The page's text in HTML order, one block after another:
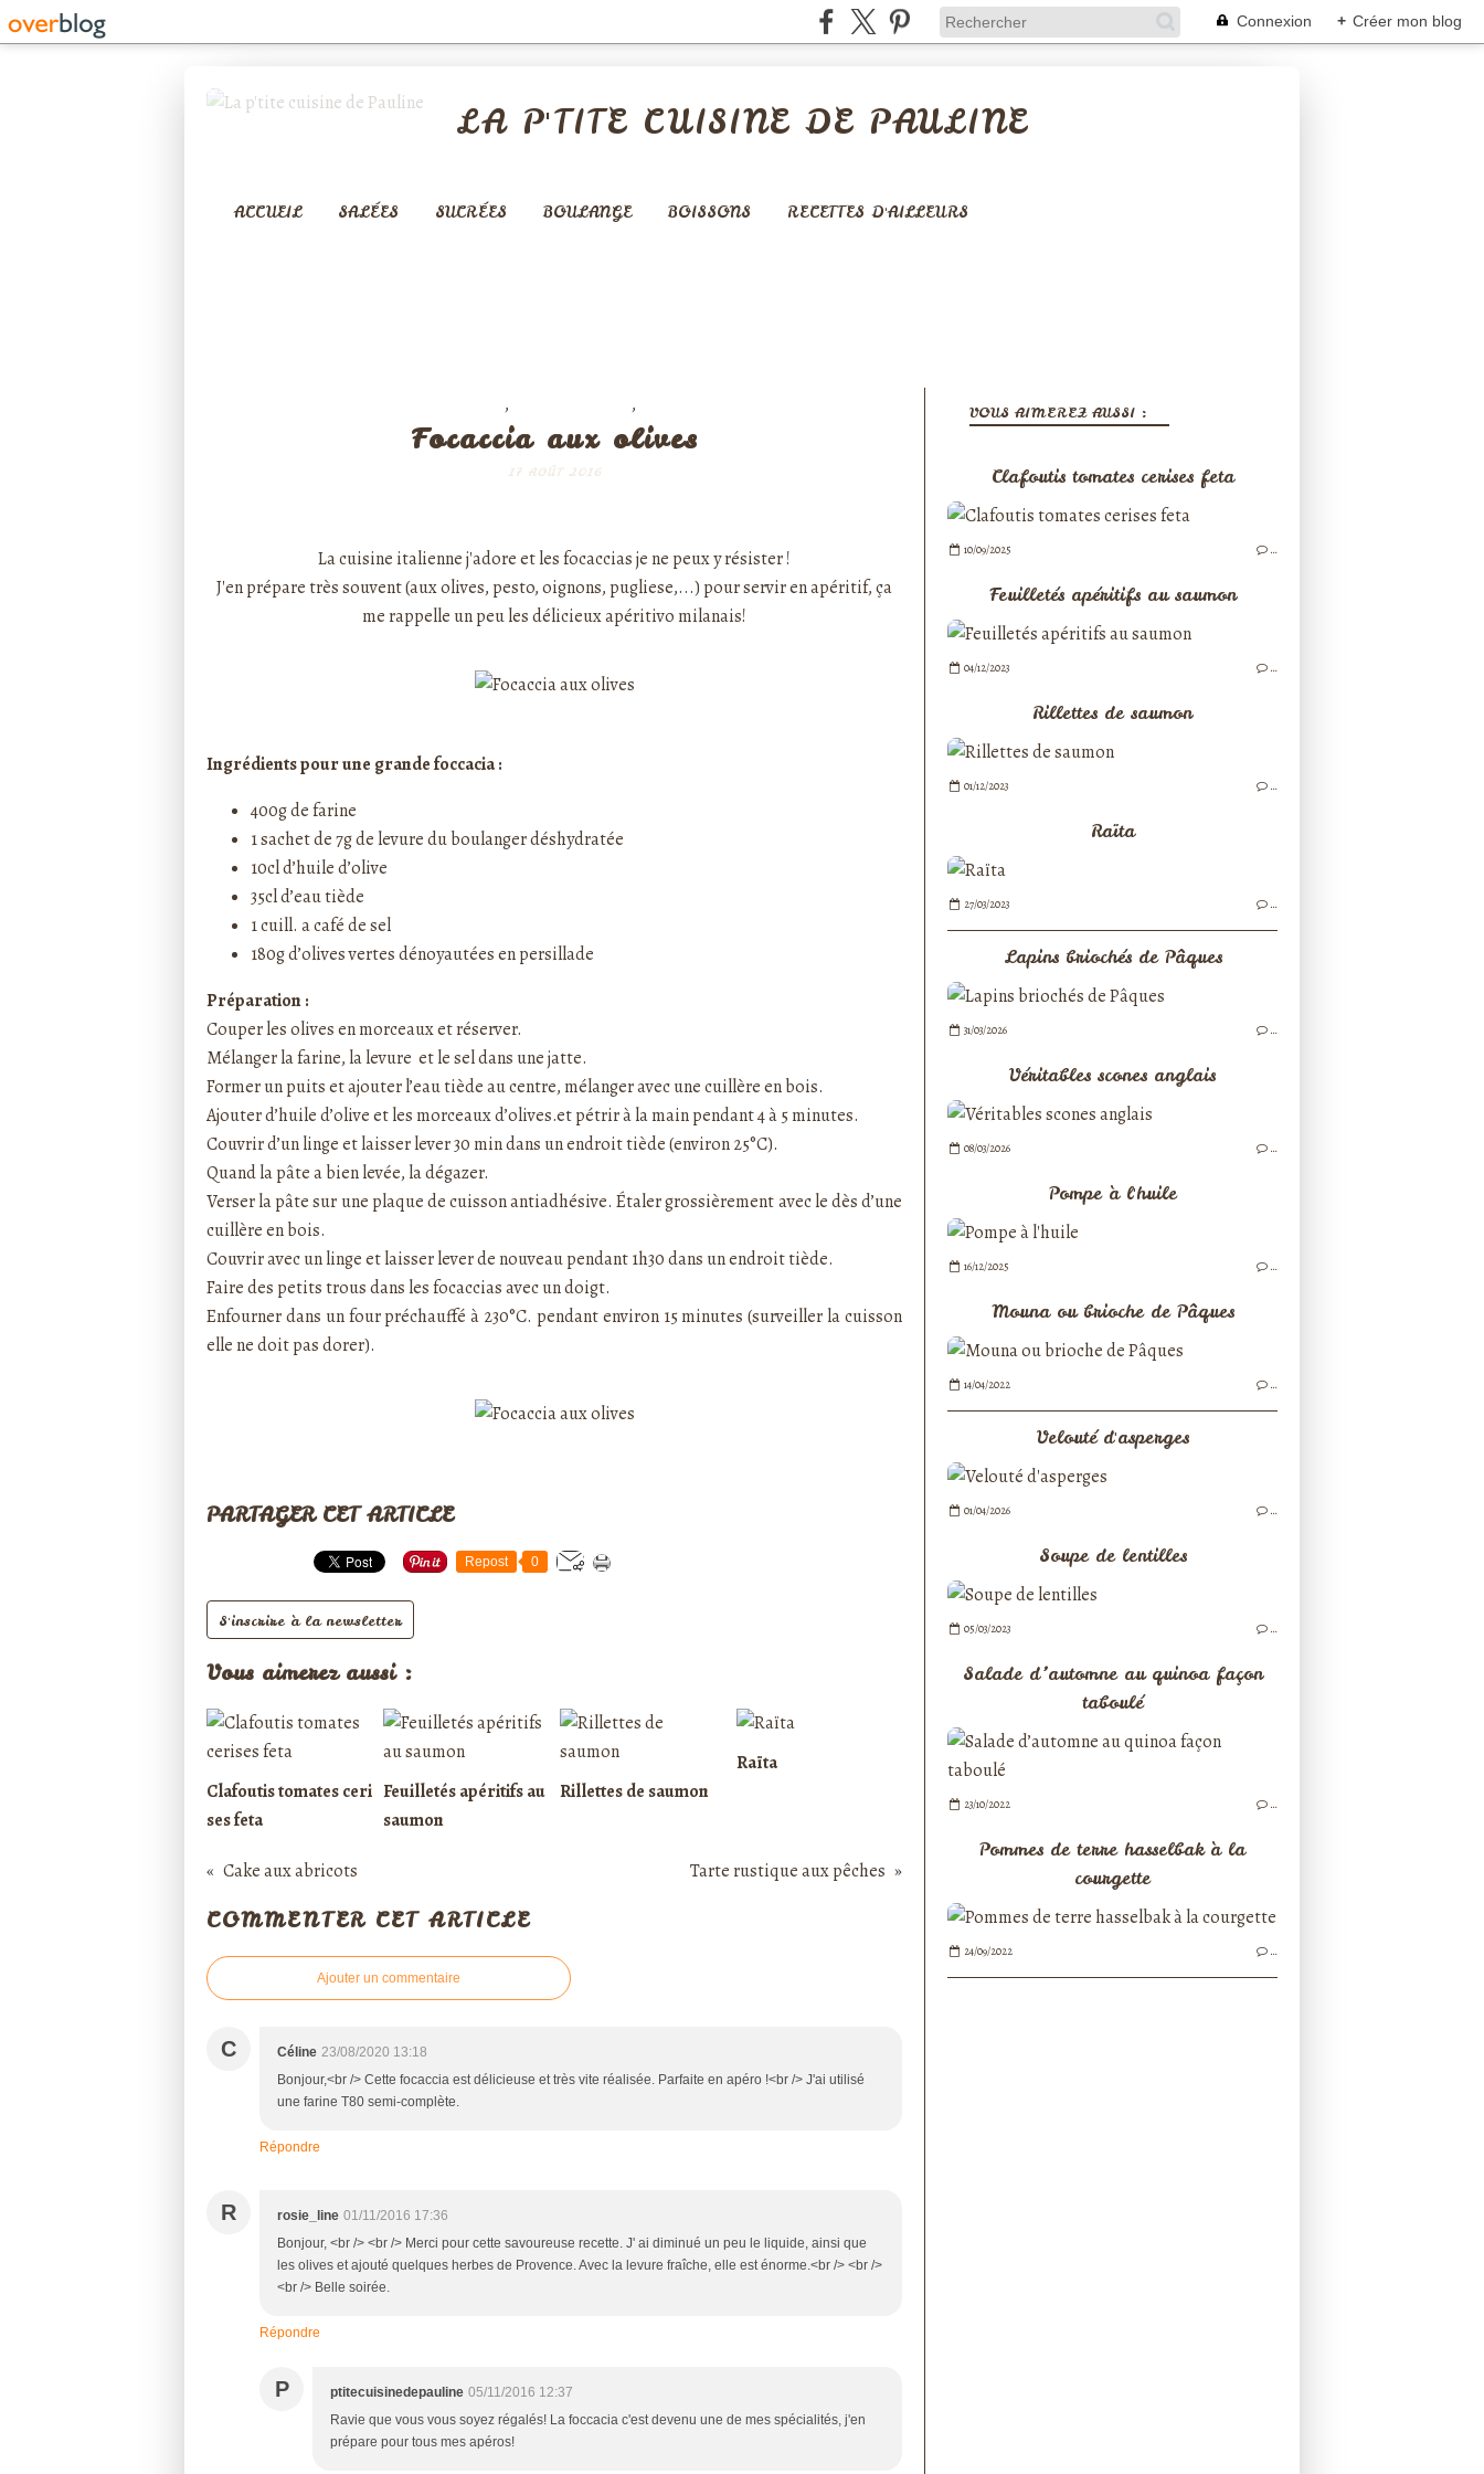
Connexion + Créer mon blog
LA P'TITE CUISINE DE PAULINE
ACCUEIL SALÉES SUCRÉES BOULANGE BOISSONS RECETTES D'AILLEURS
, ,
Focaccia aux olives
17 AOÛT 2016
La cuisine italienne j'adore et les focaccias je ne peux y résister !
J'en prépare très souvent (aux olives, pesto, oignons, pugliese,...) pour servir en apéritif, ça
me rappelle un peu les délicieux apéritivo milanais!
Ingrédients pour une grande foccacia :
400g de farine
1 sachet de 7g de levure du boulanger déshydratée
10cl d’huile d’olive
35cl d’eau tiède
1 cuill. a café de sel
180g d’olives vertes dénoyautées en persillade
Préparation :
Couper les olives en morceaux et réserver.
Mélanger la farine, la levure et le sel dans une jatte.
Former un puits et ajouter l’eau tiède au centre, mélanger avec une cuillère en bois.
Ajouter d’huile d’olive et les morceaux d’olives.et pétrir à la main pendant 4 à 5 minutes.
Couvrir d’un linge et laisser lever 30 min dans un endroit tiède (environ 25°C).
Quand la pâte a bien levée, la dégazer.
Verser la pâte sur une plaque de cuisson antiadhésive. Étaler grossièrement avec le dès d’une
cuillère en bois.
Couvrir avec un linge et laisser lever de nouveau pendant 1h30 dans un endroit tiède.
Faire des petits trous dans les focaccias avec un doigt.
Enfourner dans un four préchauffé à 230°C. pendant environ 15 minutes (surveiller la cuisson
elle ne doit pas dorer).
PARTAGER CET ARTICLE
Repost 0
S'inscrire à la newsletter
Vous aimerez aussi :
Clafoutis tomates ceri
ses feta
Feuilletés apéritifs au
saumon
Rillettes de saumon
Raïta
Cake aux abricots Tarte rustique aux pêches
COMMENTER CET ARTICLE
Ajouter un commentaire
C Céline 23/08/2020 13:18
Bonjour,<br /> Cette focaccia est délicieuse et très vite réalisée. Parfaite en apéro !<br /> J'ai utilisé
une farine T80 semi-complète.
Répondre
R rosie_line 01/11/2016 17:36
Bonjour, <br /> <br /> Merci pour cette savoureuse recette. J' ai diminué un peu le liquide, ainsi que
les olives et ajouté quelques herbes de Provence. Avec la levure fraîche, elle est énorme.<br /> <br />
<br /> Belle soirée.
Répondre
P ptitecuisinedepauline 05/11/2016 12:37
Ravie que vous vous soyez régalés! La foccacia c'est devenu une de mes spécialités, j'en
prépare pour tous mes apéros!
VOUS AIMEREZ AUSSI :
Clafoutis tomates cerises feta
10/09/2025 …
Feuilletés apéritifs au saumon
04/12/2023 …
Rillettes de saumon
01/12/2023 …
Raïta
27/03/2023 …
Lapins briochés de Pâques
31/03/2026 …
Véritables scones anglais
08/03/2026 …
Pompe à l'huile
16/12/2025 …
Mouna ou brioche de Pâques
14/04/2022 …
Velouté d'asperges
01/04/2026 …
Soupe de lentilles
05/03/2023 …
Salade d’automne au quinoa façon
taboulé
23/10/2022 …
Pommes de terre hasselbak à la
courgette
24/09/2022 …